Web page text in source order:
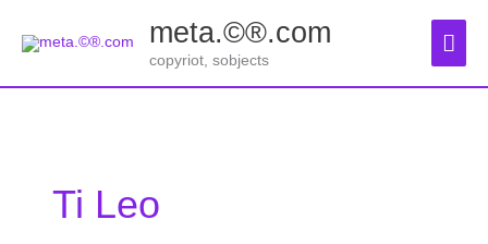
Inhalt
meta.©®.com
copyriot, sobjects
Ti Leo